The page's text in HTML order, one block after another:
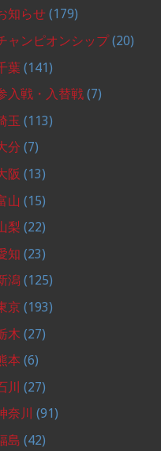
知らせ (179)
ャンピオンシップ(20)
葉 (141)
入戦・入替戦 (7)
玉 (113)
分 (7)
阪 (13)
山 (15)
梨 (22)
知 (23)
潟 (125)
京 (193)
木 (27)
本 (6)
川 (27)
奈川 (91)
島 (42)